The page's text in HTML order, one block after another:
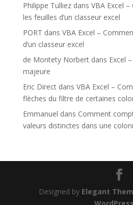
Philippe Tulliezdans VBA Excel
les feuilles d’un classeur excel
PORT dans VBA Excel –
d’un classeur excel
de Montety Norbertdans Excel
majeure
Eric Directdans VBA Excel –
flèches du filtre de certaines
Emmanuel dans Comment
valeurs distinctes dans une
Designed by Elegant